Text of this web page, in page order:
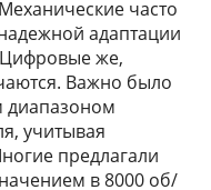
часто
адаптации
Цифровые же,
Важно было
диапазоном
учитывая
предлагали
в 8000 об/